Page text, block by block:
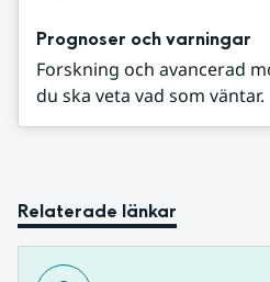
Prognoser och varningar
Forskning och avancerad
du ska veta vad som väntar.
Relaterade länkar